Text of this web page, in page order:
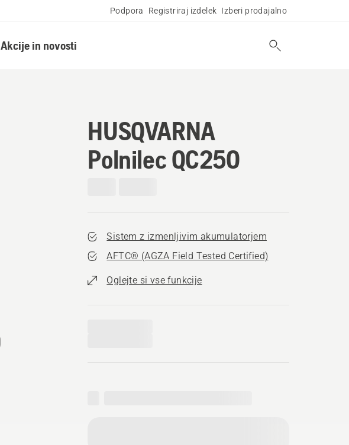
Podpora Registriraj izdelek Izberi prodajalno
Akcije in novosti
HUSQVARNA
Polnilec QC250
Sistem z izmenljivim akumulatorjem
AFTC® (AGZA Field Tested Certified)​
Oglejte si vse funkcije